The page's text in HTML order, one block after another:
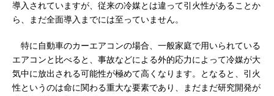
導入されていますが、従来の冷媒とは違って引火性があることか
ら、まだ全面導入までには至っていません。
特に自動車のカーエアコンの場合、一般家庭で用いられている
エアコンと比べると、事故などによる外的応力によって冷媒が大
気中に放出される可能性が極めて高くなります。となると、引火
性というのは命に関わる重大な要素であり、まだまだ研究開発が